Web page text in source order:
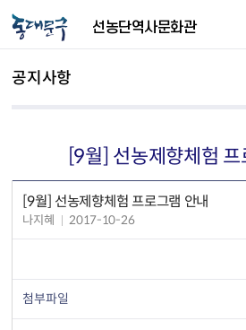
선농단역사문화관
공지사항
[9월] 선농제향체험
[9월] 선농제향체험 프로그램 안내
나지혜 2017-10-26
첨부파일